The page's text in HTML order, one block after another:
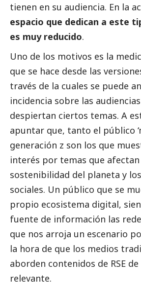
tienen en su audiencia. En la
espacio que dedican a este
es muy reducido.
Uno de los motivos es la
que se hace desde las
través de la cuales se puede
incidencia sobre las
despiertan ciertos temas. A
apuntar que, tanto el público
generación z son los que
interés por temas que afectan
sostenibilidad del planeta y
sociales. Un público que se
propio ecosistema digital,
fuente de información las
que nos arroja un escenario
la hora de que los medios
aborden contenidos de RSE
relevante.